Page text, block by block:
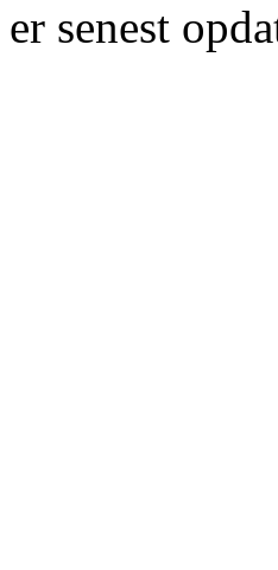
er senest